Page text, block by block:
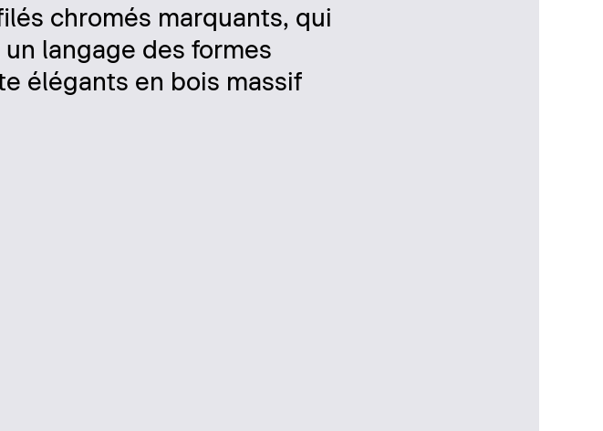
chromés marquants, qui
langage des formes
élégants en bois massif